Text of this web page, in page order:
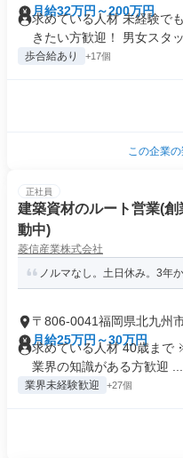
月給32万円～200万円
求めている人材 未経験で
きたい方歓迎！ 男女スタッ
歩合給あり +17個
この企業
正社員
建築資材のルート営業(
動中)
菱信産業株式会社
ノルマなし。土日休み。3年
〒806-0041福岡県北九州
町
月給25万円～30万円
求めている人材 40歳ま
業界の知識がある方歓迎 ...
業界未経験歓迎 +27個